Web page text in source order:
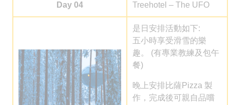
Day 04 Treehotel – The UFO
是日安排活動如下:
五小時享受滑雪的樂
趣。 (有專業教練及包午
餐)
晚上安排比薩Pizza 製
作，完成後可親自品嚐